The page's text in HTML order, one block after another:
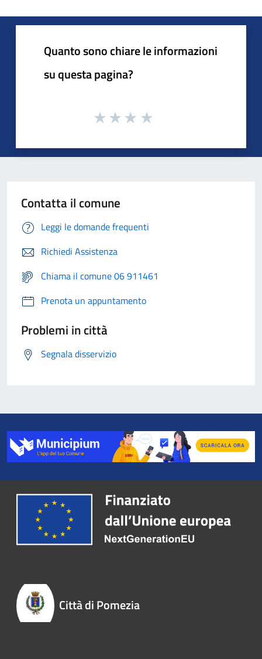
Quanto sono chiare le informazioni
su questa pagina?
Contatta il comune
Leggi le domande frequenti
Richiedi Assistenza
Chiama il comune 06 911461
Prenota un appuntamento
Problemi in città
Segnala disservizio
Città di Pomezia